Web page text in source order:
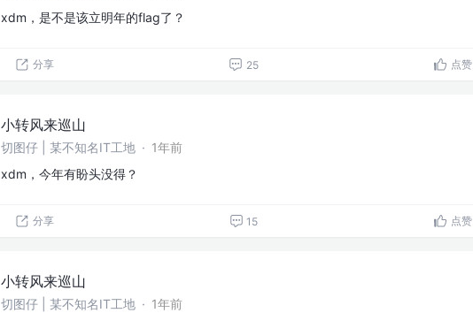
xdm，是不是该立明年的flag了？
分享 25 点赞
小转风来巡山
切图仔 | 某不知名IT工地 · 1年前
xdm，今年有盼头没得？
分享 15 点赞
小转风来巡山
切图仔 | 某不知名IT工地 · 1年前